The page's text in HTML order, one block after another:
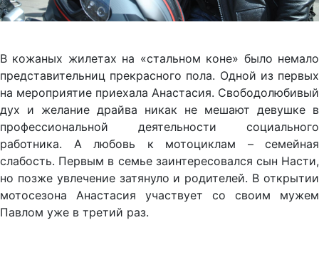
В кожаных жилетах на «стальном коне» было немало
представительниц прекрасного пола. Одной из первых
на мероприятие приехала Анастасия. Свободолюбивый
дух и желание драйва никак не мешают девушке в
профессиональной деятельности социального
работника. А любовь к мотоциклам – семейная
слабость. Первым в семье заинтересовался сын Насти,
но позже увлечение затянуло и родителей. В открытии
мотосезона Анастасия участвует со своим мужем
Павлом уже в третий раз.